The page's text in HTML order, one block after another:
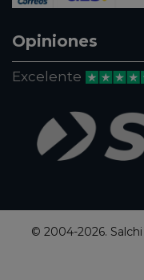
Opiniones
Excelente
© 2004-2026.